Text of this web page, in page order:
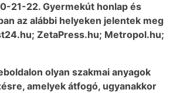
21-22. Gyermekút honlap és
az alábbi helyeken jelentek meg
ZetaPress.hu; Metropol.hu;
olyan szakmai anyagok
amelyek átfogó, ugyanakkor